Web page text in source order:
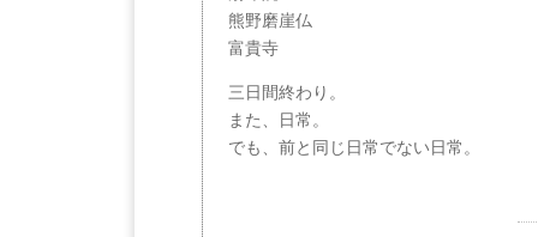
熊野磨崖仏
富貴寺
三日間終わり。
また、日常。
でも、前と同じ日常でない日常。